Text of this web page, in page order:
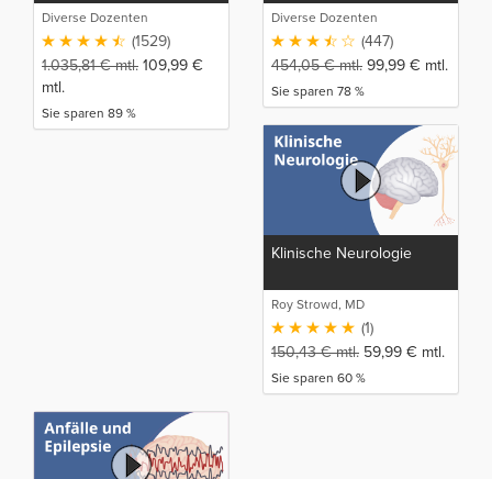
Diverse Dozenten
(1529)
1.035,81€mtl. 109,99 €
mtl.
Sie sparen 89 %
Diverse Dozenten
(447)
454,05€mtl. 99,99 € mtl.
Sie sparen 78 %
Klinische Neurologie
Roy Strowd, MD
(1)
150,43€mtl. 59,99 € mtl.
Sie sparen 60 %